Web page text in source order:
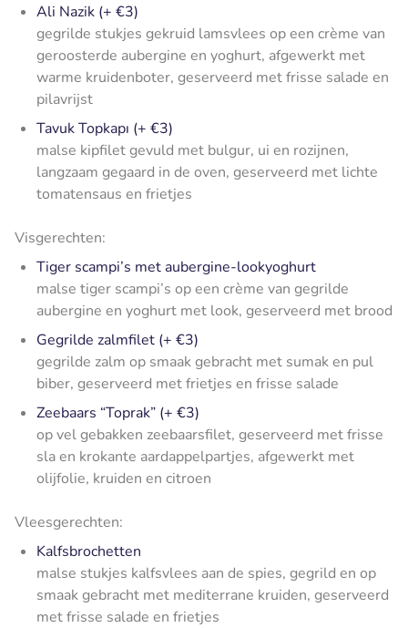
Ali Nazik (+ €3)
gegrilde stukjes gekruid lamsvlees op een crème van
geroosterde aubergine en yoghurt, afgewerkt met
warme kruidenboter, geserveerd met frisse salade en
pilavrijst
Tavuk Topkapı (+ €3)
malse kipfilet gevuld met bulgur, ui en rozijnen,
langzaam gegaard in de oven, geserveerd met lichte
tomatensaus en frietjes
Visgerechten:
Tiger scampi’s met aubergine-lookyoghurt
malse tiger scampi’s op een crème van gegrilde
aubergine en yoghurt met look, geserveerd met brood
Gegrilde zalmfilet (+ €3)
gegrilde zalm op smaak gebracht met sumak en pul
biber, geserveerd met frietjes en frisse salade
Zeebaars “Toprak” (+ €3)
op vel gebakken zeebaarsfilet, geserveerd met frisse
sla en krokante aardappelpartjes, afgewerkt met
olijfolie, kruiden en citroen
Vleesgerechten:
Kalfsbrochetten
malse stukjes kalfsvlees aan de spies, gegrild en op
smaak gebracht met mediterrane kruiden, geserveerd
met frisse salade en frietjes